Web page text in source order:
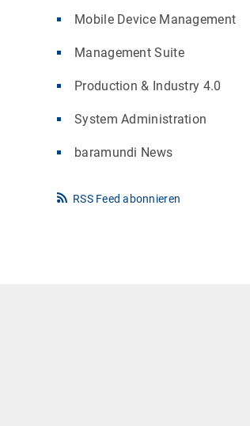
Mobile Device Management
Management Suite
Production & Industry 4.0
System Administration
baramundi News
RSS Feed abonnieren